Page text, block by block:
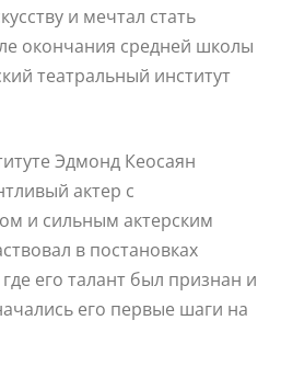
и мечтал стать
окончания средней школы
театральный институт
Эдмонд Кеосаян
актер с
и сильным актерским
в постановках
его талант был признан и
его первые шаги на